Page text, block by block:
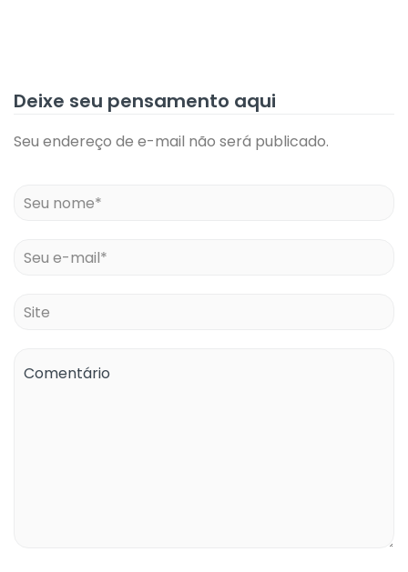
Deixe seu pensamento aqui
Seu endereço de e-mail não será publicado.